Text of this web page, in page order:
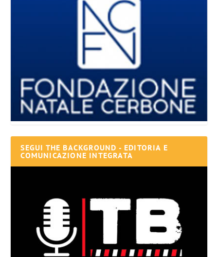
SEGUI THE BACKGROUND - EDITORIA E
COMUNICAZIONE INTEGRATA